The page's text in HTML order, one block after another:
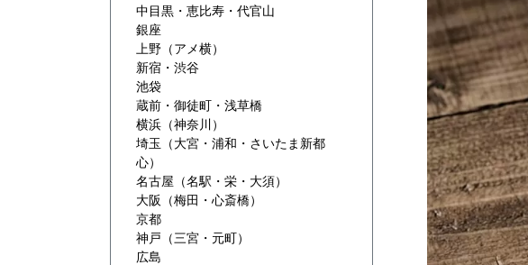
中目黒・恵比寿・代官山
銀座
上野（アメ横）
新宿・渋谷
池袋
蔵前・御徒町・浅草橋
横浜（神奈川）
埼玉（大宮・浦和・さいたま新都
心）
名古屋（名駅・栄・大須）
大阪（梅田・心斎橋）
京都
神戸（三宮・元町）
広島